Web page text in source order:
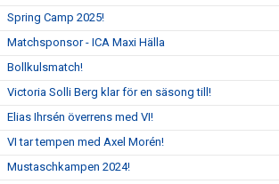
Spring Camp 2025!
Matchsponsor - ICA Maxi Hälla
Bollkulsmatch!
Victoria Solli Berg klar för en säsong till!
Elias Ihrsén överrens med VI!
VI tar tempen med Axel Morén!
Mustaschkampen 2024!